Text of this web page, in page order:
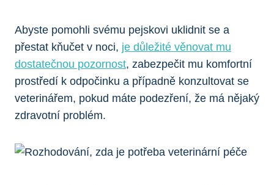
Abyste pomohli svému pejskovi uklidnit se a
přestat kňučet v noci, je důležité věnovat mu
dostatečnou pozornost, zabezpečit mu komfortní
prostředí k odpočinku a případně konzultovat se
veterinářem, pokud máte podezření, že má nějaký
zdravotní problém.